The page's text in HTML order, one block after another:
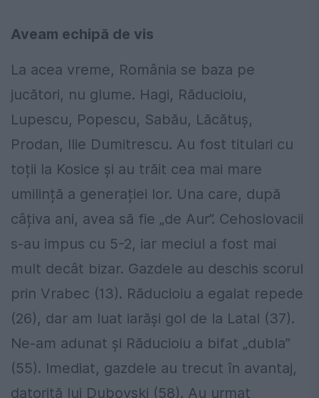
Aveam echipă de vis
La acea vreme, România se baza pe
jucători, nu glume. Hagi, Răducioiu,
Lupescu, Popescu, Sabău, Lăcătuș,
Prodan, Ilie Dumitrescu. Au fost titulari cu
toții la Kosice și au trăit cea mai mare
umilință a generației lor. Una care, după
câțiva ani, avea să fie „de Aur”. Cehoslovacii
s-au impus cu 5-2, iar meciul a fost mai
mult decât bizar. Gazdele au deschis scorul
prin Vrabec (13). Răducioiu a egalat repede
(26), dar am luat iarăși gol de la Latal (37).
Ne-am adunat și Răducioiu a bifat „dubla”
(55). Imediat, gazdele au trecut în avantaj,
datorită lui Dubovski (58). Au urmat